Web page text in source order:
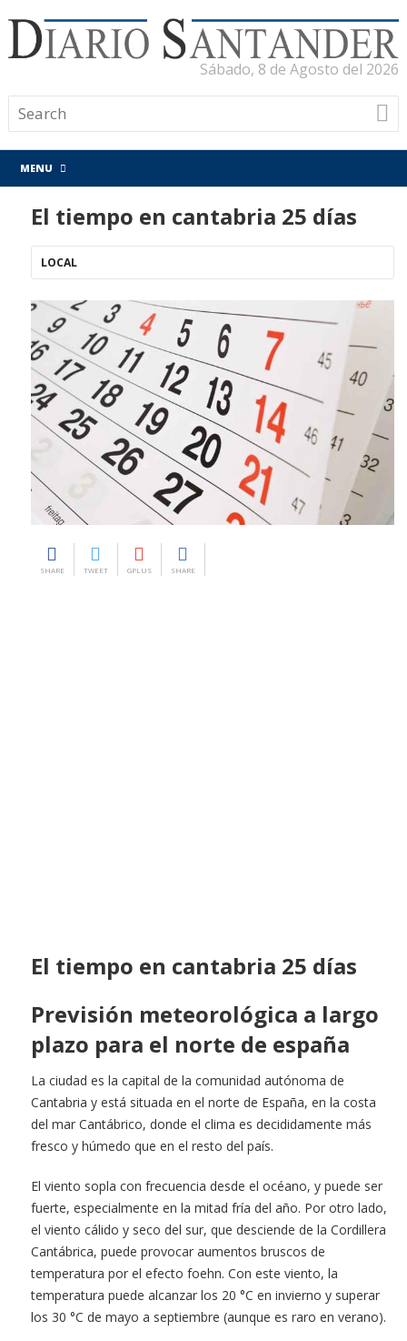
Sábado, 8 de Agosto del 2026
MENU
El tiempo en cantabria 25 días
LOCAL
SHARE TWEET GPLUS SHARE
El tiempo en cantabria 25 días
Previsión meteorológica a largo
plazo para el norte de españa
La ciudad es la capital de la comunidad autónoma de
Cantabria y está situada en el norte de España, en la costa
del mar Cantábrico, donde el clima es decididamente más
fresco y húmedo que en el resto del país.
El viento sopla con frecuencia desde el océano, y puede ser
fuerte, especialmente en la mitad fría del año. Por otro lado,
el viento cálido y seco del sur, que desciende de la Cordillera
Cantábrica, puede provocar aumentos bruscos de
temperatura por el efecto foehn. Con este viento, la
temperatura puede alcanzar los 20 °C en invierno y superar
los 30 °C de mayo a septiembre (aunque es raro en verano).